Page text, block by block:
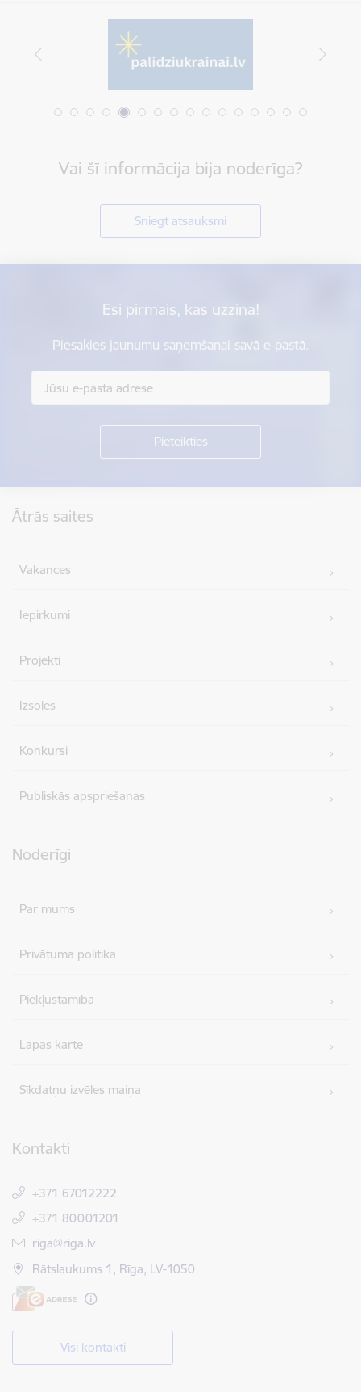
Vai šī informācija bija noderīga?
Sniegt atsauksmi
Esi pirmais, kas uzzina!
Piesakies jaunumu saņemšanai savā e-pastā.
Ātrās saites
Vakances
Iepirkumi
Projekti
Izsoles
Konkursi
Publiskās apspriešanas
Noderīgi
Par mums
Privātuma politika
Piekļūstamība
Lapas karte
Sīkdatņu izvēles maiņa
Kontakti
+371 67012222
+371 80001201
E-pasts:
riga@riga.lv
Rātslaukums 1, Rīga, LV-1050
Visi kontakti